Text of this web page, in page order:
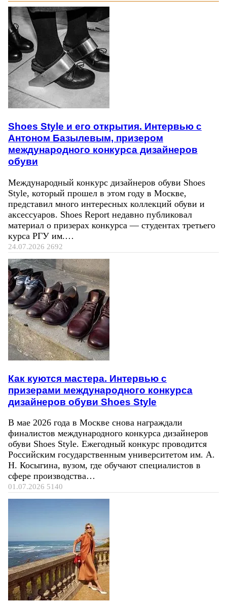
Shoes Style и его открытия. Интервью с
Антоном Базылевым, призером
международного конкурса дизайнеров
обуви
Международный конкурс дизайнеров обуви Shoes
Style, который прошел в этом году в Москве,
представил много интересных коллекций обуви и
аксессуаров. Shoes Report недавно публиковал
материал о призерах конкурса — студентах третьего
курса РГУ им.…
24.07.2026 2692
Как куются мастера. Интервью с
призерами международного конкурса
дизайнеров обуви Shoes Style
В мае 2026 года в Москве снова награждали
финалистов международного конкурса дизайнеров
обуви Shoes Style. Ежегодный конкурс проводится
Российским государственным университетом им. А.
Н. Косыгина, вузом, где обучают специалистов в
сфере производства…
01.07.2026 5140